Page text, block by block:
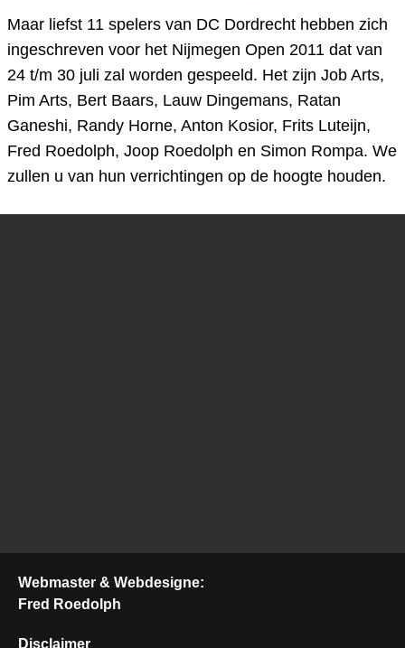
Maar liefst 11 spelers van DC Dordrecht hebben zich
ingeschreven voor het Nijmegen Open 2011 dat van
24 t/m 30 juli zal worden gespeeld. Het zijn Job Arts,
Pim Arts, Bert Baars, Lauw Dingemans, Ratan
Ganeshi, Randy Horne, Anton Kosior, Frits Luteijn,
Fred Roedolph, Joop Roedolph en Simon Rompa. We
zullen u van hun verrichtingen op de hoogte houden.
Webmaster & Webdesigne:
Fred Roedolph
Disclaimer